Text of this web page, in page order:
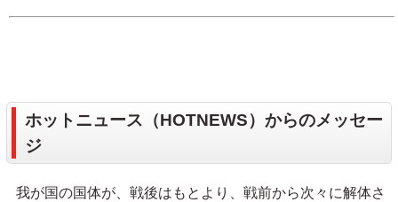
ホットニュース（HOTNEWS）からのメッセー
ジ
我が国の国体が、戦後はもとより、戦前から次々に解体さ